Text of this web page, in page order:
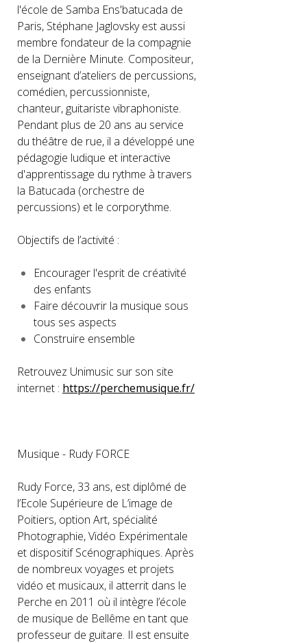
l'école de Samba Ens'batucada de
Paris, Stéphane Jaglovsky est aussi
membre fondateur de la compagnie
de la Dernière Minute. Compositeur,
enseignant d’ateliers de percussions,
comédien, percussionniste,
chanteur, guitariste vibraphoniste.
Pendant plus de 20 ans au service
du théâtre de rue, il a développé une
pédagogie ludique et interactive
d'apprentissage du rythme à travers
la Batucada (orchestre de
percussions) et le corporythme.
Objectifs de l’activité :
Encourager l'esprit de créativité
des enfants
Faire découvrir la musique sous
tous ses aspects
Construire ensemble
Retrouvez Unimusic sur son site
internet : https://perchemusique.fr/
Musique - Rudy FORCE
Rudy Force, 33 ans, est diplômé de
l’Ecole Supérieure de L’image de
Poitiers, option Art, spécialité
Photographie, Vidéo Expérimentale
et dispositif Scénographiques. Après
de nombreux voyages et projets
vidéo et musicaux, il atterrit dans le
Perche en 2011 où il intègre l’école
de musique de Bellême en tant que
professeur de guitare. Il est ensuite